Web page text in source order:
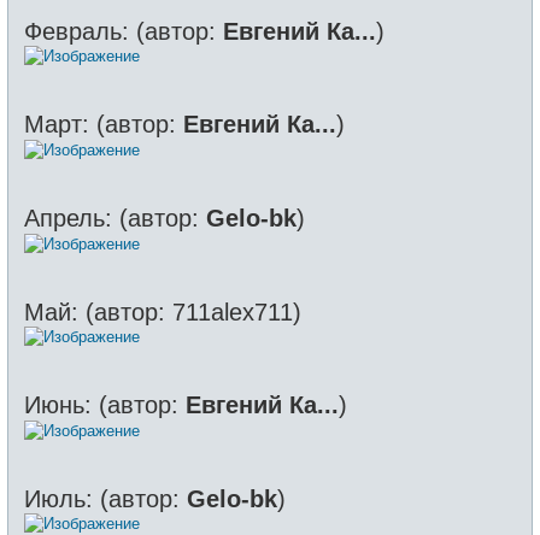
Февраль: (автор: Евгений Ка...)
Март: (автор: Евгений Ка...)
Апрель: (автор: Gelo-bk)
Май: (автор: 711alex711)
Июнь: (автор: Евгений Ка...)
Июль: (автор: Gelo-bk)